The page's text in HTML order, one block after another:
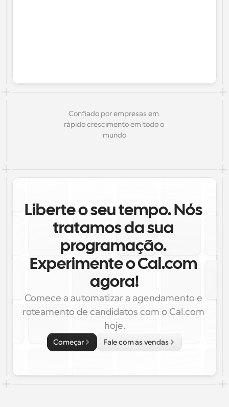
Confiado por empresas em
rápido crescimento em todo o
mundo
Liberte o seu tempo. Nós
tratamos da sua
programação.
Experimente o Cal.com
agora!
Comece a automatizar a agendamento e
roteamento de candidatos com o Cal.com
hoje.
Começar Fale com as vendas